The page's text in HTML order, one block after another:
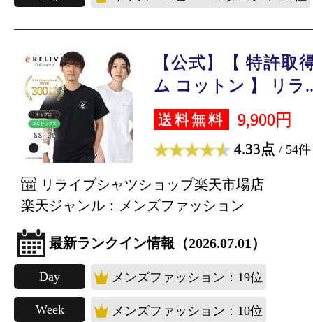
【公式】【 特許取
ム コットン 】 リラ
送料無料 9,900円
4.33点 / 54件
リライブシャツショップ楽天市場店
楽天ジャンル：メンズファッション
最新ランクイン情報（2026.07.01）
Day メンズファッション：19位
Week メンズファッション：10位